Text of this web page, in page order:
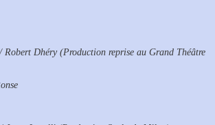
Dhéry (Production reprise au Grand Théâtre